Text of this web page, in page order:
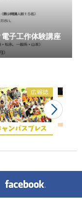
子工作体験講座